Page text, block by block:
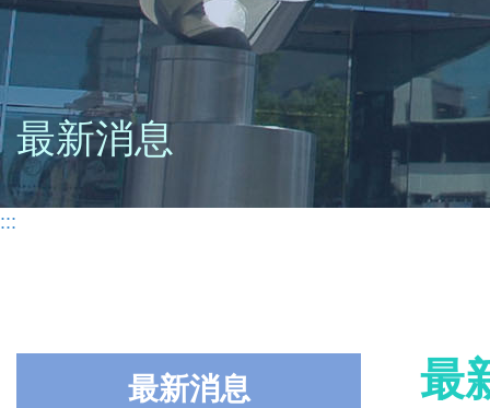
最新消息
:::
最新消息 最